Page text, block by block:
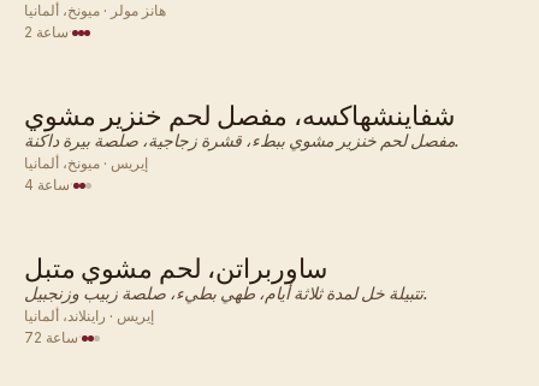
هانز مولر · ميونخ، ألمانيا
2 ساعة·
ألماني · عشاء
شفاينشهاكسه، مفصل لحم خنزير مشوي
مفصل لحم خنزير مشوي ببطء، قشرة زجاجية، صلصة بيرة داكنة.
إيريس · ميونخ، ألمانيا
4 ساعة·
ألماني · عشاء
ساوربراتن، لحم مشوي متبل
تتبيلة خل لمدة ثلاثة أيام، طهي بطيء، صلصة زبيب وزنجبيل.
إيريس · راينلاند، ألمانيا
72 ساعة·